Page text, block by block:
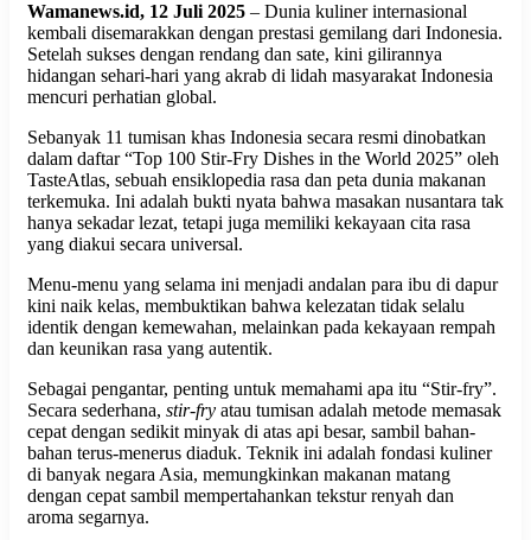
Wamanews.id, 12 Juli 2025 – Dunia kuliner internasional
kembali disemarakkan dengan prestasi gemilang dari Indonesia.
Setelah sukses dengan rendang dan sate, kini gilirannya
hidangan sehari-hari yang akrab di lidah masyarakat Indonesia
mencuri perhatian global.
Sebanyak 11 tumisan khas Indonesia secara resmi dinobatkan
dalam daftar “Top 100 Stir-Fry Dishes in the World 2025” oleh
TasteAtlas, sebuah ensiklopedia rasa dan peta dunia makanan
terkemuka. Ini adalah bukti nyata bahwa masakan nusantara tak
hanya sekadar lezat, tetapi juga memiliki kekayaan cita rasa
yang diakui secara universal.
Menu-menu yang selama ini menjadi andalan para ibu di dapur
kini naik kelas, membuktikan bahwa kelezatan tidak selalu
identik dengan kemewahan, melainkan pada kekayaan rempah
dan keunikan rasa yang autentik.
Sebagai pengantar, penting untuk memahami apa itu “Stir-fry”.
Secara sederhana, stir-fry atau tumisan adalah metode memasak
cepat dengan sedikit minyak di atas api besar, sambil bahan-
bahan terus-menerus diaduk. Teknik ini adalah fondasi kuliner
di banyak negara Asia, memungkinkan makanan matang
dengan cepat sambil mempertahankan tekstur renyah dan
aroma segarnya.